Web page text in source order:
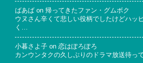
ばあば on 帰ってきたファン・グムボク
ウヌさん辛くて悲しい役柄でしたけどハッ
く…
小暮さよ子 on 恋はぽろぽろ
カンウンタクの久しぶりのドラマ放送待っ